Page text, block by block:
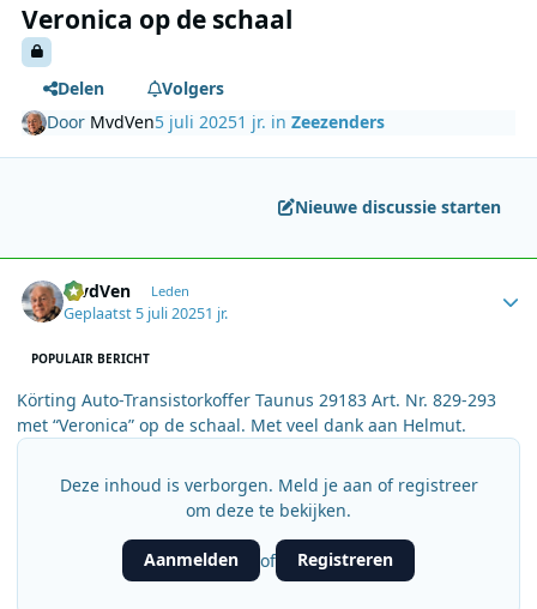
Veronica op de schaal
Delen
Volgers
Door MvdVen5 juli 20251 jr. inZeezenders
Nieuwe discussie starten
MvdVen Leden
Geplaatst 5 juli 20251 jr.
POPULAIR BERICHT
Körting Auto-Transistorkoffer Taunus 29183 Art. Nr. 829-293
met “Veronica” op de schaal. Met veel dank aan Helmut.
Deze inhoud is verborgen. Meld je aan of registreer
om deze te bekijken.
Aanmelden of Registreren